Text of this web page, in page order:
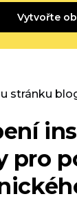
Vytvořte
stránku
pro